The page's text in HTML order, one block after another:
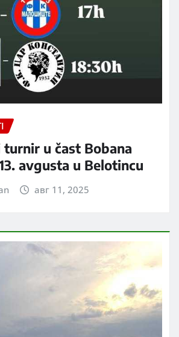
u čast Bobana
avgusta u Belotincu
авг 11, 2025